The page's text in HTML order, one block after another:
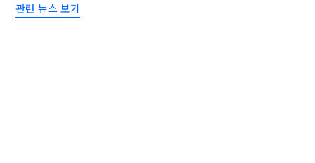
관련 뉴스 보기